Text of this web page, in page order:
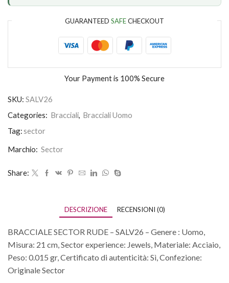
GUARANTEED SAFECHECKOUT
Your Payment is 100% Secure
SKU: SALV26
Categories: Bracciali, Bracciali Uomo
Tag:sector
Marchio: Sector
Share:
DESCRIZIONE RECENSIONI (0)
BRACCIALE SECTOR RUDE – SALV26 – Genere : Uomo,
Misura: 21 cm, Sector experience: Jewels, Materiale: Acciaio,
Peso: 0.015 gr, Certificato di autenticità: Sì, Confezione:
Originale Sector